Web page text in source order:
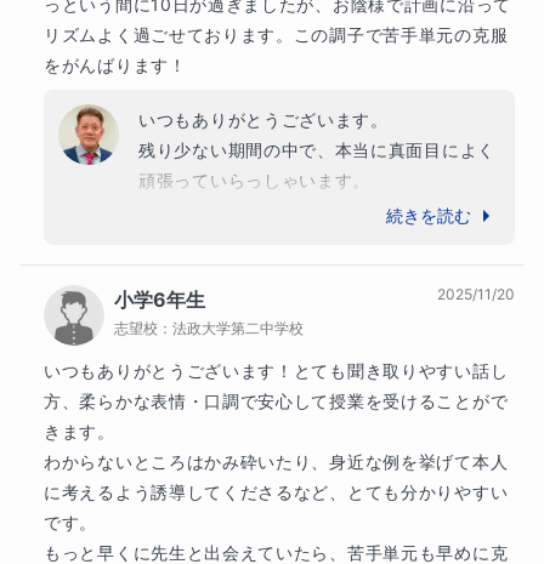
2019〜2022年　学習アカデミー
2023〜2025年　個別指導WAM
上位国公立高校
埼玉県立春日部高等学校
埼玉県立不動岡高等学校
埼玉県立越ケ谷高等学校
他 12 校
中学校
早稲田佐賀中学校
上位校
大宮開成中学校
他 27 校 すべて見る
リズムよく過ごせております。この調子で苦手単元の克服
をがんばります！
いつもありがとうございます。
残り少ない期間の中で、本当に真面目によく
頑張っていらっしゃいます。
苦手な分野も少しずつ自信がついてきている
ない受験にしていきましょう。
風邪などが流行っていますので、体調管理に
は気を付けて頑張りましょう。
続きを読む
小学6年生
志望校： 法政大学第二中学校
2025/11/20
いつもありがとうございます！とても聞き取りやすい話し
方、柔らかな表情・口調で安心して授業を受けることがで
きます。
わからないところはかみ砕いたり、身近な例を挙げて本人
に考えるよう誘導してくださるなど、とても分かりやすい
です。
もっと早くに先生と出会えていたら、苦手単元も早めに克